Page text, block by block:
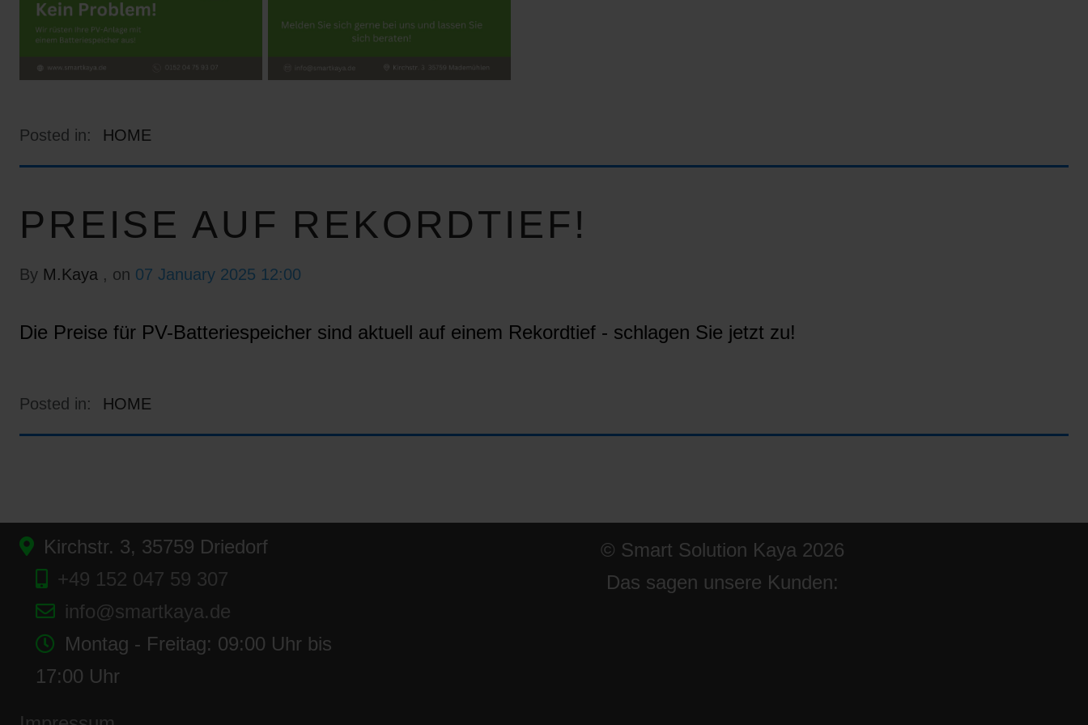
Posted in: HOME
PREISE AUF REKORDTIEF!
By M.Kaya , on 07 January 2025 12:00
Die Preise für PV-Batteriespeicher sind aktuell auf einem Rekordtief - schlagen Sie jetzt zu!
Posted in: HOME
Kirchstr. 3, 35759 Driedorf
+49 152 047 59 307
info@smartkaya.de
Montag - Freitag: 09:00 Uhr bis
17:00 Uhr
© Smart Solution Kaya 2026
Das sagen unsere Kunden: